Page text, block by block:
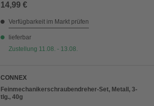
14,99 €
Verfügbarkeit im Markt prüfen
lieferbar
Zustellung 11.08. - 13.08.
CONNEX
Feinmechanikerschraubendreher-Set, Metall, 3-
tlg., 40g